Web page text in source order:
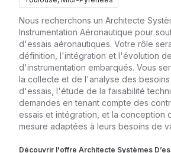
Nous recherchons un Architecte
Instrumentation Aéronautique pour
d'essais aéronautiques. Votre rôle
définition, l'intégration et l'évolution
d'instrumentation embarqués. Vous
la collecte et de l'analyse des
d'essais, l'étude de la faisabilité
demandes en tenant compte des
essais et intégration, et la conception
mesure adaptées à leurs besoins de
Découvrir l'offre Architecte Systèmes